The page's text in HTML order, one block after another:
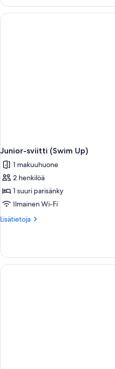
(Swim
Up)
Junior-sviitti (Swim Up)
1 makuuhuone
2 henkilöä
1 suuri parisänky
Ilmainen Wi-Fi
Lisätietoja
Lisätietoja
(Swim
Up)